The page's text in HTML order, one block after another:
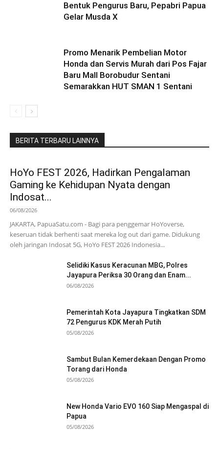
Bentuk Pengurus Baru, Pepabri Papua
Gelar Musda X
Promo Menarik Pembelian Motor
Honda dan Servis Murah dari Pos Fajar
Baru Mall Borobudur Sentani
Semarakkan HUT SMAN 1 Sentani
BERITA TERBARU LAINNYA
HoYo FEST 2026, Hadirkan Pengalaman
Gaming ke Kehidupan Nyata dengan
Indosat...
06/08/2026
JAKARTA, PapuaSatu.com - Bagi para penggemar HoYoverse,
keseruan tidak berhenti saat mereka log out dari game. Didukung
oleh jaringan Indosat 5G, HoYo FEST 2026 Indonesia...
Selidiki Kasus Keracunan MBG, Polres
Jayapura Periksa 30 Orang dan Enam...
06/08/2026
Pemerintah Kota Jayapura Tingkatkan SDM
72 Pengurus KDK Merah Putih
05/08/2026
Sambut Bulan Kemerdekaan Dengan Promo
Torang dari Honda
05/08/2026
New Honda Vario EVO 160 Siap Mengaspal di
Papua
05/08/2026